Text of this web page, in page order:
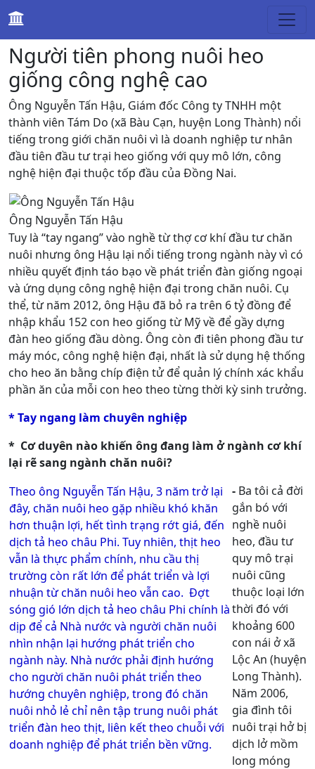
Kinh tế
Người tiên phong nuôi heo
giống công nghệ cao
Ông Nguyễn Tấn Hậu, Giám đốc Công ty TNHH một
thành viên Tám Do (xã Bàu Cạn, huyện Long Thành) nổi
tiếng trong giới chăn nuôi vì là doanh nghiệp tư nhân
đầu tiên đầu tư trại heo giống với quy mô lớn, công
nghệ hiện đại thuộc tốp đầu của Đồng Nai.
Ông Nguyễn Tấn Hậu
Tuy là “tay ngang” vào nghề từ thợ cơ khí đầu tư chăn
nuôi nhưng ông Hậu lại nổi tiếng trong ngành này vì có
nhiều quyết định táo bạo về phát triển đàn giống ngoại
và ứng dụng công nghệ hiện đại trong chăn nuôi. Cụ
thể, từ năm 2012, ông Hậu đã bỏ ra trên 6 tỷ đồng để
nhập khẩu 152 con heo giống từ Mỹ về để gầy dựng
đàn heo giống đầu dòng. Ông còn đi tiên phong đầu tư
máy móc, công nghệ hiện đại, nhất là sử dụng hệ thống
cho heo ăn bằng chíp điện tử để quản lý chính xác khẩu
phần ăn của mỗi con heo theo từng thời kỳ sinh trưởng.
* Tay ngang làm chuyên nghiệp
* Cơ duyên nào khiến ông đang làm ở ngành cơ khí
lại rẽ sang ngành chăn nuôi?
Theo ông Nguyễn Tấn Hậu, 3 năm trở lại
đây, chăn nuôi heo gặp nhiều khó khăn
hơn thuận lợi, hết tình trạng rớt giá, đến
dịch tả heo châu Phi. Tuy nhiên, thịt heo
vẫn là thực phẩm chính, nhu cầu thị
trường còn rất lớn để phát triển và lợi
nhuận từ chăn nuôi heo vẫn cao. Đợt
sóng gió lớn dịch tả heo châu Phi chính là
dịp để cả Nhà nước và người chăn nuôi
nhìn nhận lại hướng phát triển cho
ngành này. Nhà nước phải định hướng
cho người chăn nuôi phát triển theo
hướng chuyên nghiệp, trong đó chăn
nuôi nhỏ lẻ chỉ nên tập trung nuôi phát
triển đàn heo thịt, liên kết theo chuỗi với
doanh nghiệp để phát triển bền vững.
- Ba tôi cả đời
gắn bó với
nghề nuôi
heo, đầu tư
quy mô trại
nuôi cũng
thuộc loại lớn
thời đó với
khoảng 600
con nái ở xã
Lộc An (huyện
Long Thành).
Năm 2006,
gia đình tôi
nuôi trại hở bị
dịch lở mồm
long móng